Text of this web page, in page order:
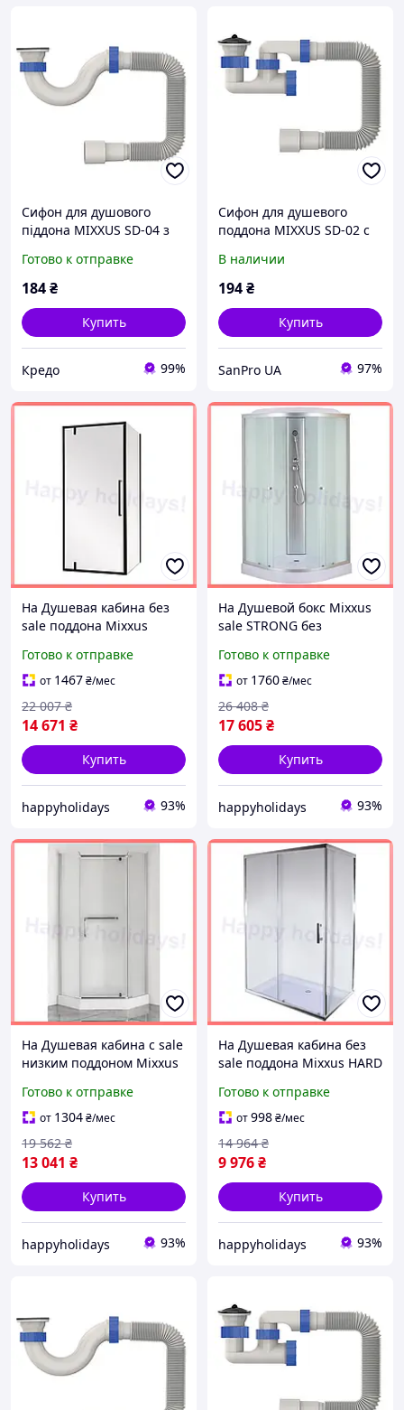
Сифон для душового
піддона MIXXUS SD-04 з
(MI8203)
Готово к отправке
184₴
Купить
Кредо 99%
Сифон для душевого
поддона MIXXUS SD-02 с
нержавеющим выпуском.
(MI8204)
В наличии
194₴
Купить
SanPro UA 97%
Ha Душевая кабина без
sale поддона Mixxus
6мм угловая для ванной
комнаты сантехн
Готово к отправке
от 1467₴/мес
14 671 ₴
22 007 ₴
Купить
happyholidays 93%
Ha Душевой бокс Mixxus
sale STRONG без
поддоном тропический
душ для ванной комна
Готово к отправке
от 1760₴/мес
17 605₴
26 408 ₴
Купить
happyholidays 93%
Ha Душевая кабина с sale
низким поддоном Mixxus
угловая для ванной
комнаты душев
Готово к отправке
от 1304₴/мес
13 041 ₴
19 562 ₴
Купить
happyholidays 93%
Ha Душевая кабина без
sale поддона Mixxus HARD
стекло для ванной
комнаты угловая душ
Готово к отправке
от998₴/мес
9 976₴
14 964 ₴
Купить
happyholidays 93%